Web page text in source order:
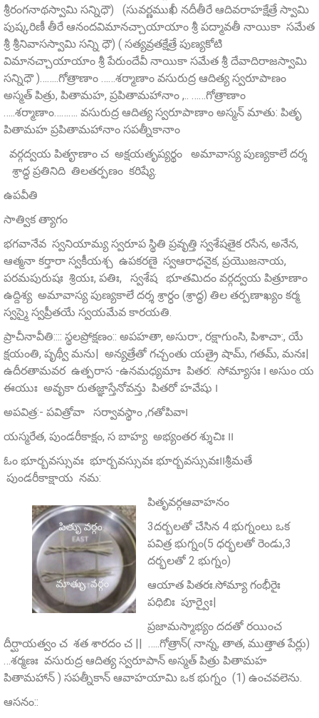
శ్రీరంగనాథస్వామి సన్నిధౌ) (సువర్ణముఖీ నదీతీరే ఆదివరాహక్షేత్రే స్వామి
పుష్కరిణీ తీరే ఆనందవిమానచ్చాయాయాం శ్రీ పద్మావతీ నాయికా సమేత
శ్రీ శ్రీనివాసస్వామి సన్ని ధౌ) ( సత్యవ్రతక్షేత్రే పుణ్యకోటి
విమానచ్చాయాయాం శ్రీ పేరుందేవీ నాయికా సమేత శ్రీ దేవాదిరాజస్వామి
సన్నిధౌ )……..గోత్రాణాం ……శర్మాణాం వసురుద్ర ఆదిత్య స్వరూపాణం
అస్మత్‌ పిత్రు, పితామహ, ప్రపితామహానాం ,.. ……గోత్రాణాం
…..శర్మాణాం………. వసురుద్ర ఆదిత్య స్వరూపాణాం అస్మన్ మాతు: పితృ
పితామహ ప్రపితామహానాం సపత్నీకానాం
వర్గద్వయ పితౄణాం చ అక్షయతృప్యర్థం అమావాస్య పుణ్యకాలే దర్శ
శ్రాద్ధ ప్రతినిది తిలతర్పణం కరిష్యే.
ఉపవీతి
సాత్విక త్యాగం
భగవానేవ స్వనియామ్య స్వరూప స్థితి ప్రవృత్తి స్వశేషతైక రసేన, అనేన,
ఆత్మనా కర్తారా స్వకీయశ్చ ఉపకరణై స్వఆరాధనైక, ప్రయొజనాయ,
పరమపురుషః శ్రియః, పతిః, స్వశేష భూతమిదం వర్గద్వయ పిత్రూణాం
ఉద్దిశ్య అమావాస్య పుణ్యకాలే దర్శ శ్రార్ధం (శ్రాద్ధ) తిల తర్పణాఖ్యం కర్మ
స్వస్మై స్వప్రీతయే స్వయమేవ కారయతి.
ప్రాచీనావీతి:::: స్థలప్రోక్షణం:: అపహతా, అసురా:, రక్షాగుంసి, పిశాచా:, యే
క్షయంతి, పృథ్వీ మను| అన్యత్రేతో గచ్చంతు యత్రై షామ్‌, గతమ్‌, మనః|
ఉదీరతామవర ఉత్పరాస -ఉనమధ్యమాః పితర: సోమ్యాసః ౹ అసుం య
ఈయుః అవృకా రుతజ్ఞాస్తేనోవన్తు పితరో హవేషు ౹
అపవిత్ర:- పవిత్రోవా సర్వావస్థాం ,గతోపివా౹
యస్మరేత, పుండరీకాక్షం, స బాహ్య అభ్యంతర శ్శుచిః ౹౹
ఓం భూర్బవస్సువః భూర్బవస్సువః భూర్బవస్సువః౹౹శ్రీమతే
పుండరీకాక్షాయ నమ:
పితృవర్గఆవాహనం
3దర్బలతో చేసిన 4 భుగ్నంలు ఒక
పవిత్ర భుగ్నం(5 ధర్భలతో రెండు,3
దర్భలతో 2 భుగ్నం)
ఆయాత పితరః.సోమ్యా గంభీరైః
పధిబిః పూర్వైః|
ప్రజామస్మాభ్యం దదతో రయించ
దీర్ఘాయత్వం చ శత శారదం చ || …..గోత్రాన్‌( నాన్న, తాత, ముత్తాత పేర్లు)
…శర్మణః వసురుద్ర ఆదిత్య స్వరూపాన్‌ అస్మత్‌ పిత్రు పితామహ
పితామహాన్‌ ) సపత్నీకాన్ ఆవాహయామి ఒక భుగ్నం (1) ఉంచవలెను.
ఆసనం::